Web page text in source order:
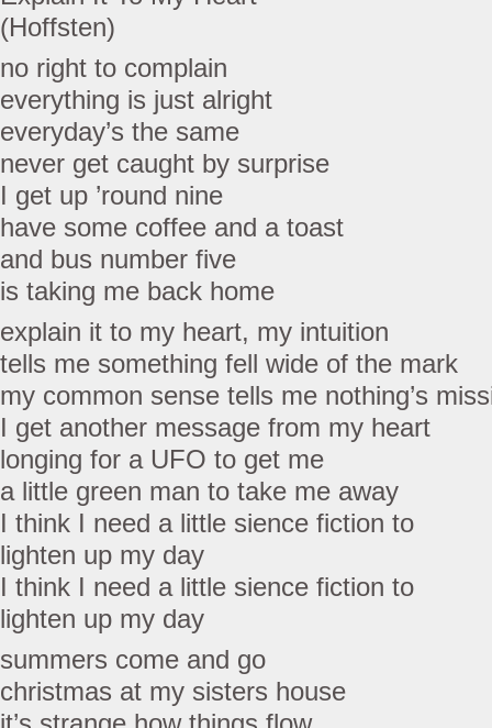
(Hoffsten)
no right to complain
everything is just alright
everyday’s the same
never get caught by surprise
I get up ’round nine
have some coffee and a toast
and bus number five
is taking me back home
explain it to my heart, my intuition
tells me something fell wide of the mark
my common sense tells me nothing’s
I get another message from my heart
longing for a UFO to get me
a little green man to take me away
I think I need a little sience fiction to
lighten up my day
I think I need a little sience fiction to
lighten up my day
summers come and go
christmas at my sisters house